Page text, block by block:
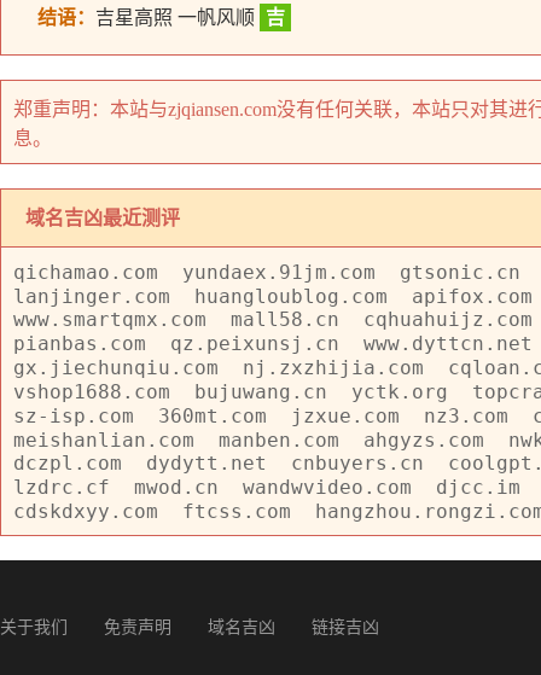
结语： 吉星高照 一帆风顺 吉
郑重声明：本站与zjqiansen.com没有任何关联，本站只对其
息。
域名吉凶最近测评
qichamao.com yundaex.91jm.com
gtsonic.cn
lanjinger.com
huangloublog.com
apifox.com
www.smartqmx.com
mall58.cn
cqhuahuijz.com
pianbas.com
qz.peixunsj.cn
www.dyttcn.net
gx.jiechunqiu.com
nj.zxzhijia.com
vshop1688.com
bujuwang.cn yctk.org
sz-isp.com
360mt.com jzxue.com nz3.com
meishanlian.com
manben.com ahgyzs.com
dczpl.com
dydytt.net cnbuyers.cn
lzdrc.cf
mwod.cn wandwvideo.com
djcc.im
cdskdxyy.com
ftcss.com
关于我们 免责声明 域名吉凶 链接吉凶